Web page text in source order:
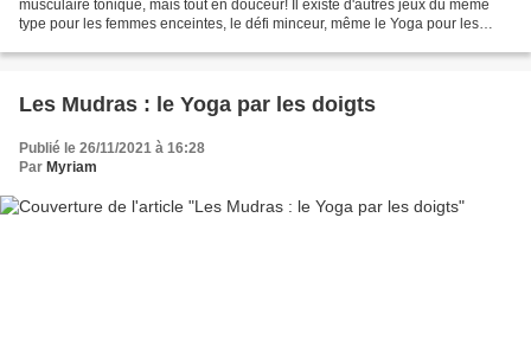
musculaire tonique, mais tout en douceur! Il existe d'autres jeux du même
type pour les femmes enceintes, le défi minceur, même le Yoga pour les
Les Mudras : le Yoga par les doigts
Publié le 26/11/2021 à 16:28
Par Myriam